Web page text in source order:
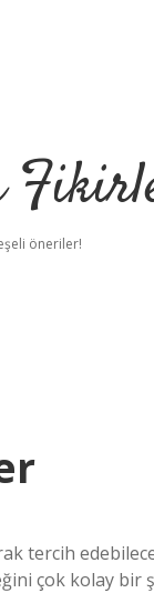
öneriler!
tercih
çok kolay bir